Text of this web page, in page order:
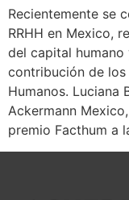
Recientemente se
RRHH en Mexico,
del capital
contribución de los
Humanos. Luciana
Ackermann
premio Facthum a